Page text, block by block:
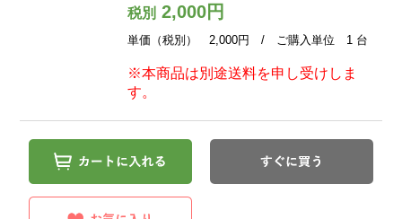
税別2,000円
単価（税別） 2,000円 / ご購入単位 1 台
※本商品は別途送料を申し受けしま
す。